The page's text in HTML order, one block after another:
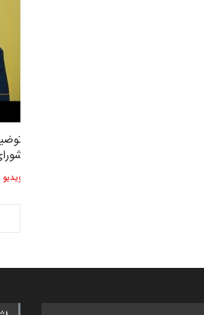
ویدیو